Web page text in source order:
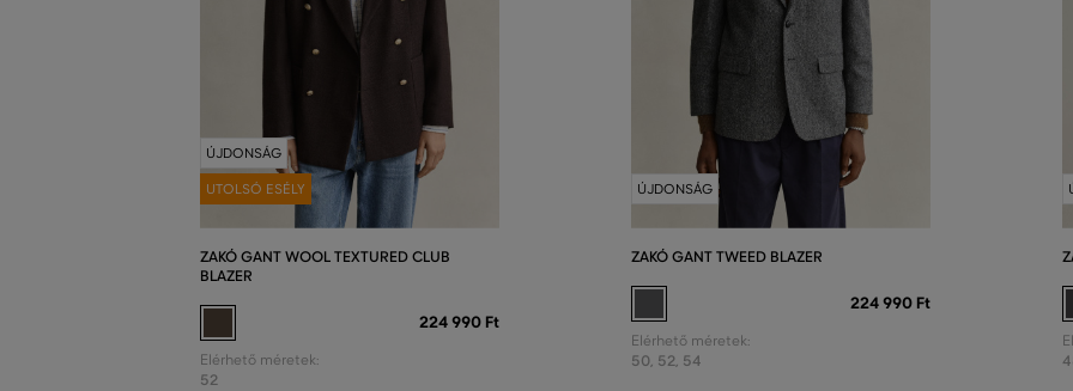
ÚJDONSÁG
UTOLSÓ ESÉLY
ZAKÓ GANT WOOL TEXTURED CLUB
BLAZER
224 990 Ft
Elérhető méretek:
52
ÚJDONSÁG
ZAKÓ GANT TWEED BLAZER
224 990 Ft
Elérhető méretek:
50 52 54